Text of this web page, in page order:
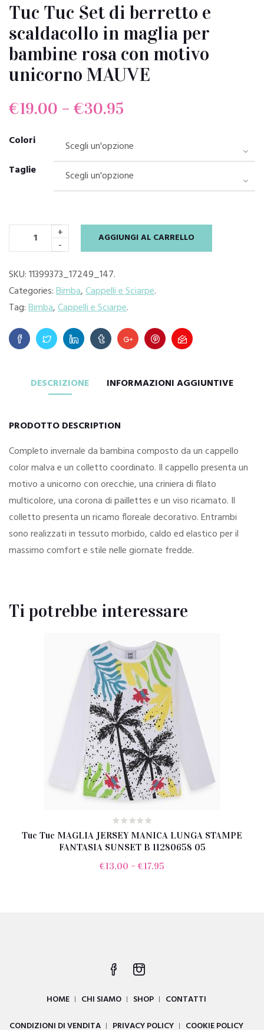
Tuc Tuc Set di berretto e
scaldacollo in maglia per
bambine rosa con motivo
unicorno MAUVE
€19.00 – €30.95
Colori
Taglie
+
-
AGGIUNGI AL CARRELLO
SKU:11399373_17249_147.
Categories:Bimba,Cappelli e Sciarpe.
Tag:Bimba,Cappelli e Sciarpe.
DESCRIZIONE INFORMAZIONI AGGIUNTIVE
PRODOTTO DESCRIPTION
Completo invernale da bambina composto da un cappello
color malva e un colletto coordinato. Il cappello presenta un
motivo a unicorno con orecchie, una criniera di filato
multicolore, una corona di paillettes e un viso ricamato. Il
colletto presenta un ricamo floreale decorativo. Entrambi
sono realizzati in tessuto morbido, caldo ed elastico per il
massimo comfort e stile nelle giornate fredde.
Ti potrebbe interessare
Tuc Tuc MAGLIA JERSEY MANICA LUNGA STAMPE
FANTASIA SUNSET B 11280658 05
€13.00 – €17.95
HOME CHI SIAMO SHOP
CONTATTI
CONDIZIONI DI VENDITA
PRIVACY POLICY COOKIE POLICY